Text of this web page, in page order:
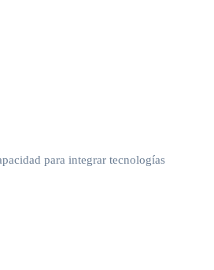
para integrar tecnologías